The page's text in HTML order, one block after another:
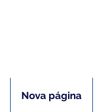
Nova página